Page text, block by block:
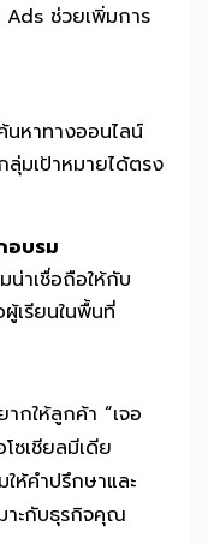
ช่วยเพิ่มการ
นหาทางออนไลน์
ลุ่มเป้าหมายได้ตรง
อบรม
น่าเชื่อถือให้กับ
เรียนในพื้นที่
กให้ลูกค้า “เจอ
ซเชียลมีเดีย
ห้คำปรึกษาและ
าะกับธุรกิจคุณ